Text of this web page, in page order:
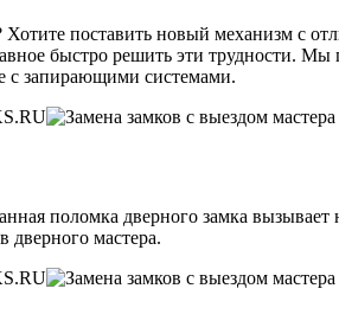
поставить новый механизм с
быстро решить эти трудности. Мы
с запирающими системами.
поломка дверного замка
дверного мастера.